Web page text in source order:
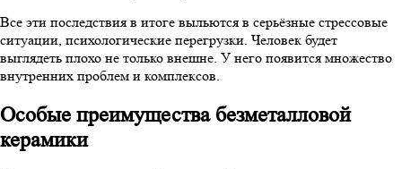
Все эти последствия в итоге выльются в серьёзные стрессовые
ситуации, психологические перегрузки. Человек будет
выглядеть плохо не только внешне. У него появится множество
внутренних проблем и комплексов.
Особые преимущества безметалловой
керамики